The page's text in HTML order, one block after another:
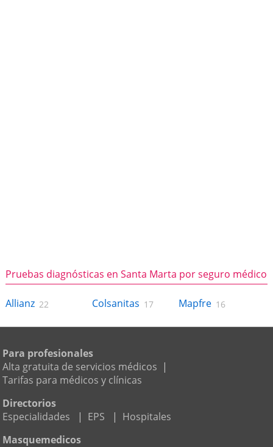
Pruebas diagnósticas en Santa Marta por seguro médico
Allianz 22 Colsanitas 17 Mapfre 16
Para profesionales
Alta gratuita de servicios médicos |
Tarifas para médicos y clínicas
Directorios
Especialidades
| EPS | Hospitales
Masquemedicos